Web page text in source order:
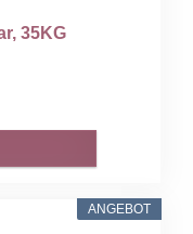
35KG
ANGEBOT